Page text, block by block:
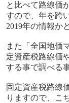
と比べて路線価
すので、年を跨
2019年の情報か
また「全国地価
定資産税路線価
する事で調べる
固定資産税路線
りますので、こ